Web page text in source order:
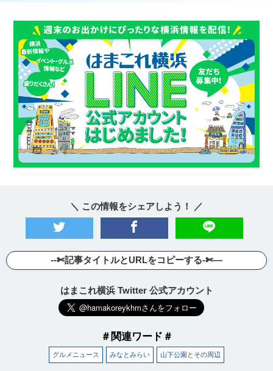
＼ この情報をシェアしよう！ ／
--✄記事タイトルとURLをコピーする-✄—
はまこれ横浜 Twitter 公式アカウント
＃関連ワード＃
グルメニュース みなとみらい 山下公園とその周辺